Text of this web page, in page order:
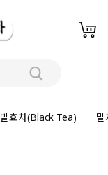
발효차(Black Tea)